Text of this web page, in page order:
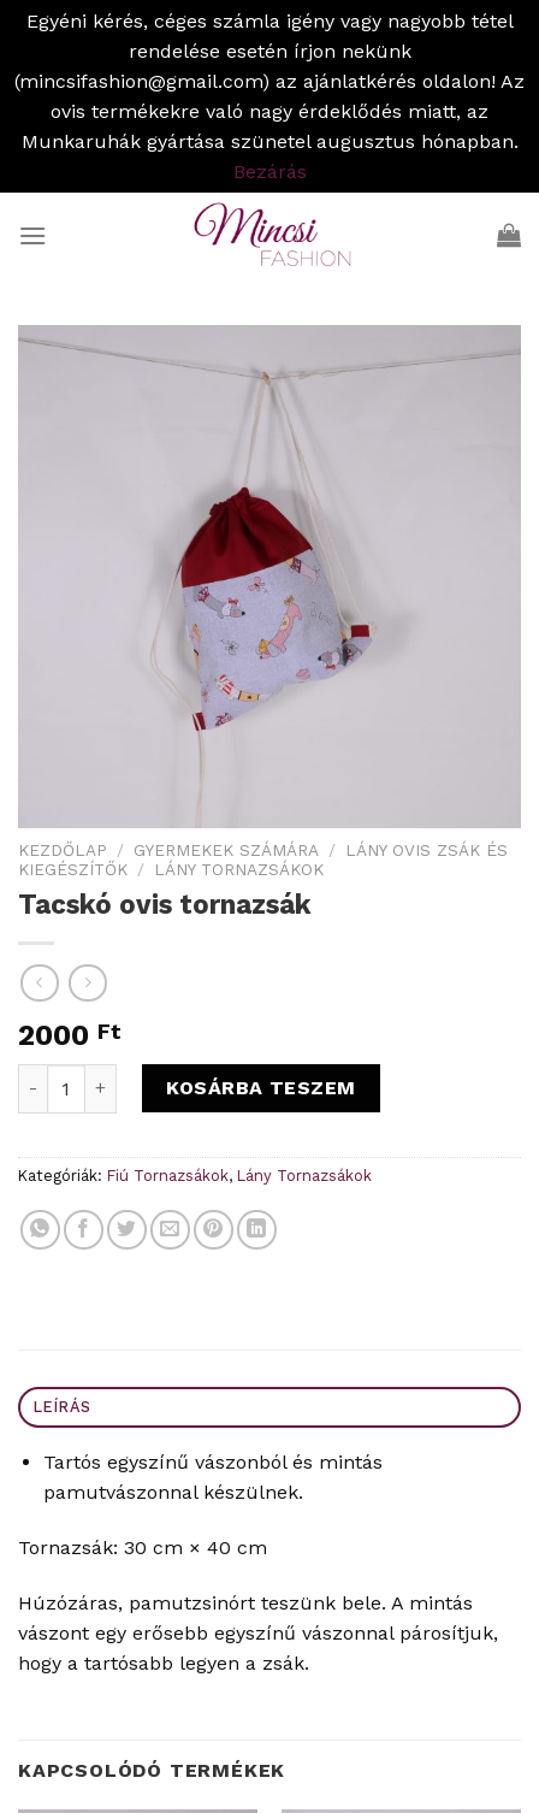
Egyéni kérés, céges számla igény vagy nagyobb tétel
rendelése esetén írjon nekünk
(mincsifashion@gmail.com) az ajánlatkérés oldalon! Az
ovis termékekre való nagy érdeklődés miatt, az
Munkaruhák gyártása szünetel augusztus hónapban.
Bezárás
KEZDŐLAP / GYERMEKEK SZÁMÁRA /
LÁNY OVIS ZSÁK ÉS
KIEGÉSZÍTŐK / LÁNY TORNAZSÁKOK
Tacskó ovis tornazsák
2000 Ft
Tacskó ovis tornazsák mennyiség
KOSÁRBA TESZEM
Kategóriák: Fiú Tornazsákok, Lány Tornazsákok
LEÍRÁS
Tartós egyszínű vászonból és mintás
pamutvászonnal készülnek.
Tornazsák: 30 cm × 40 cm
Húzózáras, pamutzsinórt teszünk bele. A mintás
vászont egy erősebb egyszínű vászonnal párosítjuk,
hogy a tartósabb legyen a zsák.
KAPCSOLÓDÓ TERMÉKEK